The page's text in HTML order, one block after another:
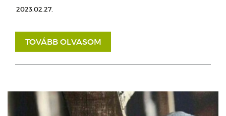
2023.02.27.
TOVÁBB OLVASOM